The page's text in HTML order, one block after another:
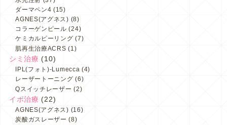
ダーマペン4 (15)
AGNES(アグネス) (8)
コラーゲンピール (24)
ケミカルピーリング (7)
肌再生治療ACRS (1)
シミ治療 (10)
IPL(フォト)-Lumecca (4)
レーザートーニング (6)
Qスイッチレーザー (2)
イボ治療 (22)
AGNES(アグネス) (16)
炭酸ガスレーザー (8)